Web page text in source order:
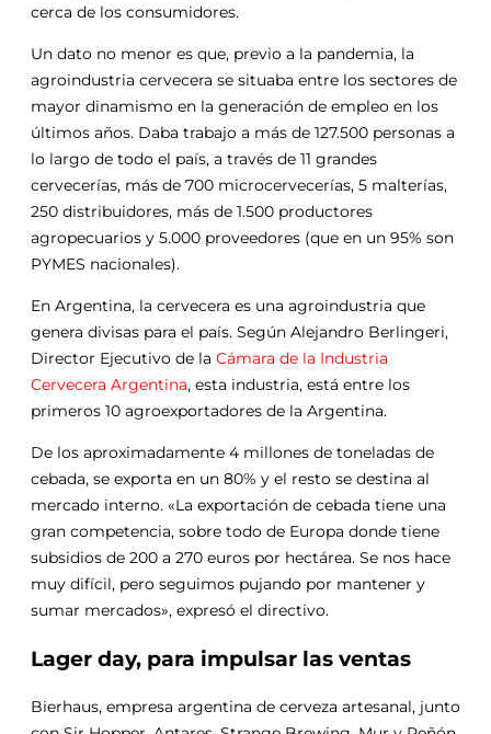
cerca de los consumidores.
Un dato no menor es que, previo a la pandemia, la
agroindustria cervecera se situaba entre los sectores de
mayor dinamismo en la generación de empleo en los
últimos años. Daba trabajo a más de 127.500 personas a
lo largo de todo el país, a través de 11 grandes
cervecerías, más de 700 microcervecerías, 5 malterías,
250 distribuidores, más de 1.500 productores
agropecuarios y 5.000 proveedores (que en un 95% son
PYMES nacionales).
En Argentina, la cervecera es una agroindustria que
genera divisas para el país. Según Alejandro Berlingeri,
Director Ejecutivo de la Cámara de la Industria
Cervecera Argentina, esta industria, está entre los
primeros 10 agroexportadores de la Argentina.
De los aproximadamente 4 millones de toneladas de
cebada, se exporta en un 80% y el resto se destina al
mercado interno. «La exportación de cebada tiene una
gran competencia, sobre todo de Europa donde tiene
subsidios de 200 a 270 euros por hectárea. Se nos hace
muy difícil, pero seguimos pujando por mantener y
sumar mercados», expresó el directivo.
Lager day, para impulsar las ventas
Bierhaus, empresa argentina de cerveza artesanal, junto